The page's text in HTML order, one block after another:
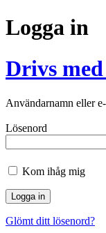
Logga in
Drivs
Användarnamn eller
Lösenord
Kom ihåg mig
Glömt ditt lösenord?